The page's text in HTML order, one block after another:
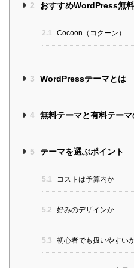
2 おすすめWordPress無
2.1 Cocoon（コクーン）
3 WordPressテーマとは
4 無料テーマと有料テーマ
5 テーマを選ぶポイント
5.1 コストは予算内か
5.2 好みのデザインか
5.3 初心者でも扱いやすい